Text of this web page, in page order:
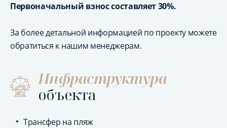
Первоначальный взнос составляет 30%.
За более детальной информацией по проекту можете
обратиться к нашим менеджерам.
Инфраструктура
объекта
Трансфер на пляж